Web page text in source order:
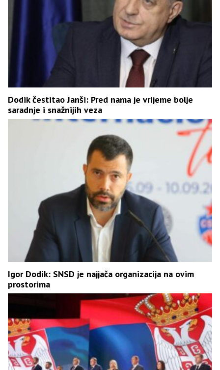
Dodik čestitao Janši: Pred nama je vrijeme bolje
saradnje i snažnijih veza
Igor Dodik: SNSD je najjača organizacija na ovim
prostorima